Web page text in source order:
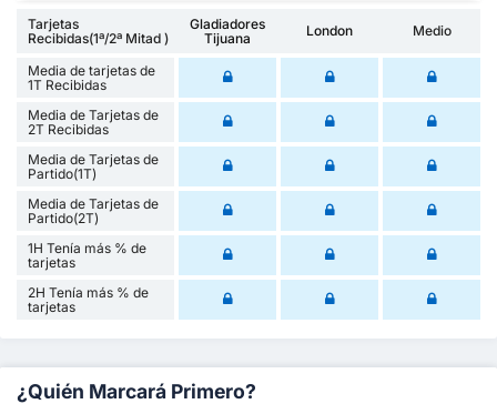
Tarjetas
Recibidas(1ª/2ª Mitad )
Gladiadores
Tijuana
London Medio
Media de tarjetas de
1T Recibidas
Media de Tarjetas de
2T Recibidas
Media de Tarjetas de
Partido(1T)
Media de Tarjetas de
Partido(2T)
1H Tenía más % de
tarjetas
2H Tenía más % de
tarjetas
¿Quién Marcará Primero?